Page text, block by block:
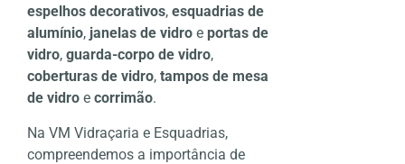
espelhos decorativos, esquadrias de
alumínio, janelas de vidro e portas de
vidro, guarda-corpo de vidro,
coberturas de vidro, tampos de mesa
de vidro e corrimão.
Na VM Vidraçaria e Esquadrias,
compreendemos a importância de